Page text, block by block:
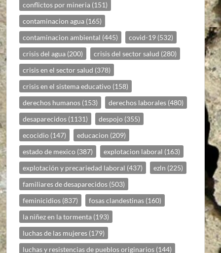
conflictos por mineria (151)
contaminacion agua (165)
contaminacion ambiental (445) covid-19 (532)
crisis del agua (200) crisis del sector salud (280)
crisis en el sector salud (378)
crisis en el sistema educativo (158)
derechos humanos (153) derechos laborales (480)
desaparecidos (1131) despojo (355)
ecocidio (147) educacion (209)
estado de mexico (387) explotacion laboral (163)
explotación y precariedad laboral (437) ezln (225)
familiares de desaparecidos (503)
feminicidios (837) fosas clandestinas (160)
la niñez en la tormenta (193)
luchas de las mujeres (179)
luchas y resistencias de pueblos originarios (144)